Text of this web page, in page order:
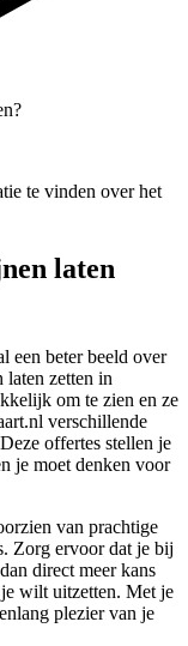
te vinden over het
laten
een beter beeld over
zetten in
om te zien en ze
verschillende
offertes stellen je
je moet denken voor
van prachtige
Zorg ervoor dat je bij
direct meer kans
wilt uitzetten. Met je
plezier van je